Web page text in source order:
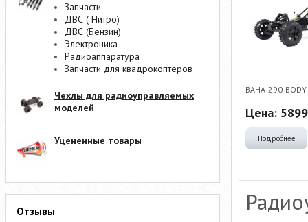
Запчасти
ДВС ( Нитро)
ДВС (Бензин)
Электроника
Радиоаппаратура
Запчасти для квадрокоптеров
Чехлы для радиоуправляемых
моделей
Уцененные товары
Отзывы
BAHA-290-
Цена:
Подробнее